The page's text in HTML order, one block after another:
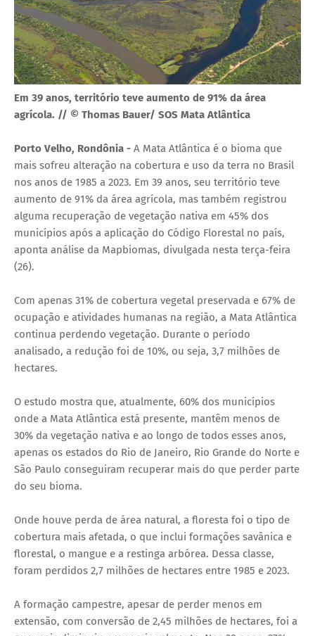
Em 39 anos, território teve aumento de 91% da área
agrícola. // © Thomas Bauer/ SOS Mata Atlântica
Porto Velho, Rondônia - A Mata Atlântica é o bioma que
mais sofreu alteração na cobertura e uso da terra no Brasil
nos anos de 1985 a 2023. Em 39 anos, seu território teve
aumento de 91% da área agrícola, mas também registrou
alguma recuperação de vegetação nativa em 45% dos
municípios após a aplicação do Código Florestal no país,
aponta análise da Mapbiomas, divulgada nesta terça-feira
(26).
Com apenas 31% de cobertura vegetal preservada e 67% de
ocupação e atividades humanas na região, a Mata Atlântica
continua perdendo vegetação. Durante o período
analisado, a redução foi de 10%, ou seja, 3,7 milhões de
hectares.
O estudo mostra que, atualmente, 60% dos municípios
onde a Mata Atlântica está presente, mantêm menos de
30% da vegetação nativa e ao longo de todos esses anos,
apenas os estados do Rio de Janeiro, Rio Grande do Norte e
São Paulo conseguiram recuperar mais do que perder parte
do seu bioma.
Onde houve perda de área natural, a floresta foi o tipo de
cobertura mais afetada, o que inclui formações savânica e
florestal, o mangue e a restinga arbórea. Dessa classe,
foram perdidos 2,7 milhões de hectares entre 1985 e 2023.
A formação campestre, apesar de perder menos em
extensão, com conversão de 2,45 milhões de hectares, foi a